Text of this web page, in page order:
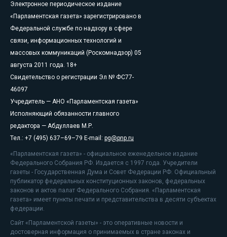
Электронное периодическое издание
«Парламентская газета» зарегистрировано в
Федеральной службе по надзору в сфере
связи, информационных технологий и
массовых коммуникаций (Роскомнадзор) 05
августа 2011 года. 18+
Свидетельство о регистрации Эл № ФС77-
46097
Учредитель — АНО «Парламентская газета»
Исполняющий обязанности главного
редактора — Абдуллаев М.Р.
Тел.: +7 (495) 637–69–79 E-mail: pg@pnp.ru
«Парламентская газета» - официальное еженедельное издание
Федерального Собрания РФ. Издается с 1997 года. Учредители
газеты - Государственная Дума и Совет Федерации РФ. Официальный
публикатор федеральных конституционных законов, федеральных
законов и актов палат Федерального Собрания. «Парламентская
газета» имеет пункты печати и представительства в десяти субъектах
федерации.
Сайт «Парламентской газеты» - это оперативные новости и
достоверная информация о принимаемых в стране законах и